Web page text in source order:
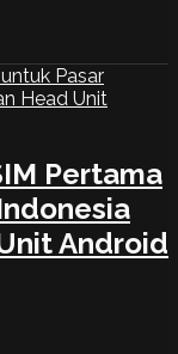
Pertama
Android